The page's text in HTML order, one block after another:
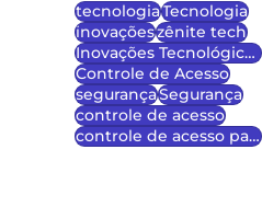
tecnologiaTecnologia
inovaçõeszênite tech
Inovações Tecnológicas
Controle de Acesso
segurançaSegurança
controle de acesso
controle de acesso para escolas